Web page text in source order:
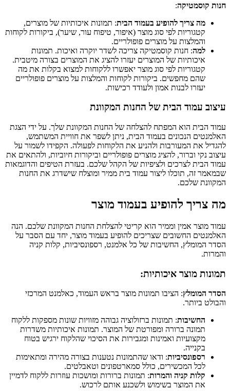
חנות קוסמטיקה:
מה צריך להופיע בעמוד הבית: תמונות איכותיות של מוצרים,
קטגוריות לפי סוג מוצר (איפור, טיפוח עור, שיער), ביקורות לקוחות
והמלצות על מוצרים פופולריים.
למה: חנות קוסמטיקה צריכה לשדר יוקרה ואיכות. תמונות
איכותיות של המוצרים יעזרו להציג את המוצרים בצורה מיטבית.
קטגוריות לפי סוג מוצר יאפשרו ללקוחות למצוא בקלות את מה
שהם מחפשים. ביקורות לקוחות והמלצות על מוצרים פופולריים
יעזרו לבנות אמון ולעודד רכישות.
עיצוב עמוד הבית של החנות המקוונת
עמוד הבית הוא המפתח להצלחה של החנות המקוונת שלך. על ידי הצגת
האלמנטים הנכונים בעמוד הבית, ניתן לשפר את חוויית המשתמש,
להגדיל את המעורבות ולהניע את הלקוחות לפעולה. הקפידו לשמור על
עיצוב נקי וברור, להציג מוצרים פופולריים וביקורות חיוביות, ולהתאים את
עמוד הבית לצרכים ולציפיות של הקהל שלכם. בעזרת הטיפים והדוגמאות
שבמאמר זה, תוכלו ליצור עמוד בית ממיר ומוצלח שישדרג את החנות
המקוונת שלכם.
מה צריך להופיע בעמוד מוצר
עמוד מוצר אמין וממיר הוא קריטי להצלחת החנות המקוונת שלכם. הנה
האלמנטים החשובים שצריכים להופיע בעמוד מוצר, יחד עם הסבר על
הסדר המומלץ, החשיבות של כל אלמנט, רספונסיביות, קלות קניה
והמרות.
תמונות מוצר איכותיות:
הסדר המומלץ: הציבו תמונות מוצר בראש העמוד, כאלמנט המרכזי
והבולט ביותר.
החשיבות: תמונות ברזולוציה גבוהה מזוויות שונות מספקות ללקוח
תמונה ברורה ומפורטת של המוצר. תמונות איכותיות משדרות
מקצועיות ואמינות ומגבירות את הסיכוי שהלקוח ירגיש בטוח
בקנייה.
רספונסיביות: ודאו שהתמונות נטענות בצורה מהירה ומתאימות
לכל המכשירים, כולל סמארטפונים וטאבלטים.
קלות קניה והמרות: תמונות ברורות ומושכות עוזרות ללקוח לדמיין
את המוצר בשימוש ולשכנע אותם לרכוש.